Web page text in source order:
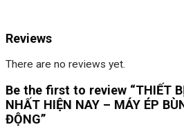
Reviews
There are no reviews yet.
Be the first to review “THIẾT
NHẤT HIỆN NAY – MÁY ÉP
ĐỘNG”